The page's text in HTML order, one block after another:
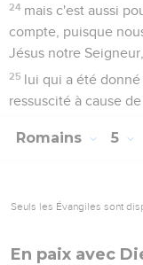
24 mais c'est aussi
compte, puisque
Jésus notre Seigneur,
25 lui qui a été
ressuscité à cause
Romains 5
Seuls les Évangiles sont
En paix avec